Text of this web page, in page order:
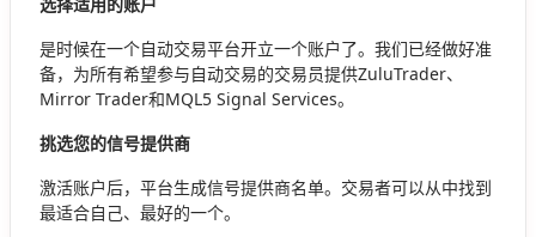
是时候在一个自动交易平台开立一个账户了。我们已经做好准
备，为所有希望参与自动交易的交易员提供ZuluTrader、
Mirror Trader和MQL5 Signal Services。
挑选您的信号提供商
激活账户后，平台生成信号提供商名单。交易者可以从中找到
最适合自己、最好的一个。